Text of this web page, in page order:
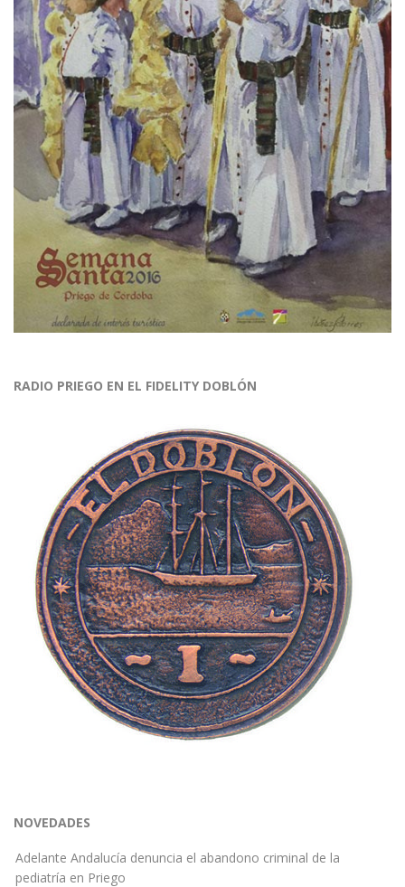
RADIO PRIEGO EN EL FIDELITY DOBLÓN
NOVEDADES
Adelante Andalucía denuncia el abandono criminal de la
pediatría en Priego